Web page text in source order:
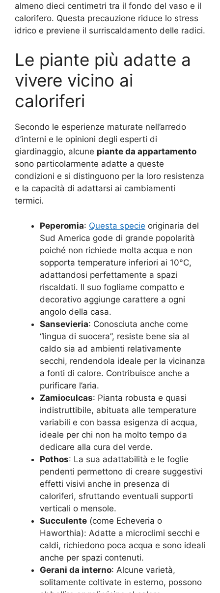
almeno dieci centimetri tra il fondo del vaso e il
calorifero. Questa precauzione riduce lo stress
idrico e previene il surriscaldamento delle radici.
Le piante più adatte a
vivere vicino ai
caloriferi
Secondo le esperienze maturate nell’arredo
d’interni e le opinioni degli esperti di
giardinaggio, alcune piante da appartamento
sono particolarmente adatte a queste
condizioni e si distinguono per la loro resistenza
e la capacità di adattarsi ai cambiamenti
termici.
Peperomia: Questa specie originaria del
Sud America gode di grande popolarità
poiché non richiede molta acqua e non
sopporta temperature inferiori ai 10°C,
adattandosi perfettamente a spazi
riscaldati. Il suo fogliame compatto e
decorativo aggiunge carattere a ogni
angolo della casa.
Sansevieria: Conosciuta anche come
“lingua di suocera”, resiste bene sia al
caldo sia ad ambienti relativamente
secchi, rendendola ideale per la vicinanza
a fonti di calore. Contribuisce anche a
purificare l’aria.
Zamioculcas: Pianta robusta e quasi
indistruttibile, abituata alle temperature
variabili e con bassa esigenza di acqua,
ideale per chi non ha molto tempo da
dedicare alla cura del verde.
Pothos: La sua adattabilità e le foglie
pendenti permettono di creare suggestivi
effetti visivi anche in presenza di
caloriferi, sfruttando eventuali supporti
verticali o mensole.
Succulente (come Echeveria o
Haworthia): Adatte a microclimi secchi e
caldi, richiedono poca acqua e sono ideali
anche per spazi contenuti.
Gerani da interno: Alcune varietà,
solitamente coltivate in esterno, possono